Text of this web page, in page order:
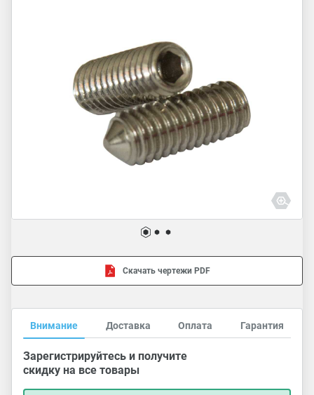
Скачать чертежи PDF
Внимание Доставка Оплата Гарантия
Зарегистрируйтесь и получите
скидку на все товары